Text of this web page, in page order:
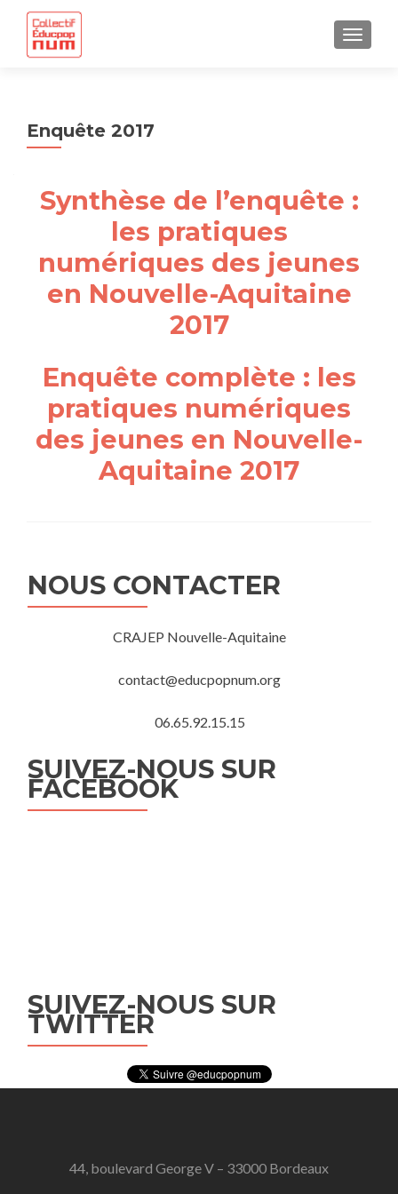
Enquête 2017
Synthèse de l’enquête :
les pratiques
numériques des jeunes
en Nouvelle-Aquitaine
2017
Enquête complète : les
pratiques numériques
des jeunes en Nouvelle-
Aquitaine 2017
NOUS CONTACTER
CRAJEP Nouvelle-Aquitaine
contact@educpopnum.org
06.65.92.15.15
SUIVEZ-NOUS SUR
FACEBOOK
SUIVEZ-NOUS SUR
TWITTER
44, boulevard George V – 33000 Bordeaux